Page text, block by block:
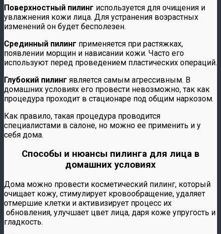
Поверхностный пилинг используется для очищения и
увлажнения кожи лица. Для устранения возрастных
изменений он будет бесполезен.
Срединный пилинг применяется при растяжках,
появлении морщин и нависании кожи. Часто его
используют перед проведением пластических операций.
Глубокий пилинг является самым агрессивным. В
домашних условиях его провести невозможно, так как
процедура проходит в стационаре под общим наркозом.
Как правило, такая процедура проводится
специалистами в салоне, но можно ее применить и у
себя дома.
Способы и нюансы пилинга для лица в
домашних условиях
Дома можно провести косметический пилинг, который
очищает кожу, стимулирует кровообращение, удаляет
отмершие клетки и активизирует процесс их
обновления, улучшает цвет лица, даря коже упругость и
гладкость.